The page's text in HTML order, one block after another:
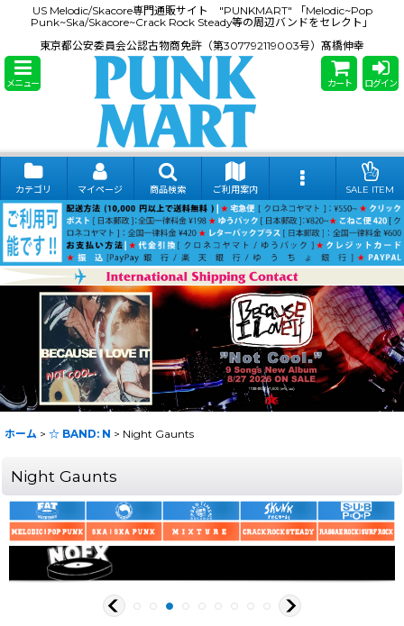
US Melodic/Skacore専門通販サイト "PUNKMART" 「Melodic~Pop
Punk~Ska/Skacore~Crack Rock Steady等の周辺バンドをセレクト」
東京都公安委員会公認古物商免許（第307792119003号）髙橋伸幸
メニュー カート ログイン
カテゴリ マイページ 商品検索 ご利用案内 SALE ITEM
ホーム > ☆ BAND: N > Night Gaunts
Night Gaunts